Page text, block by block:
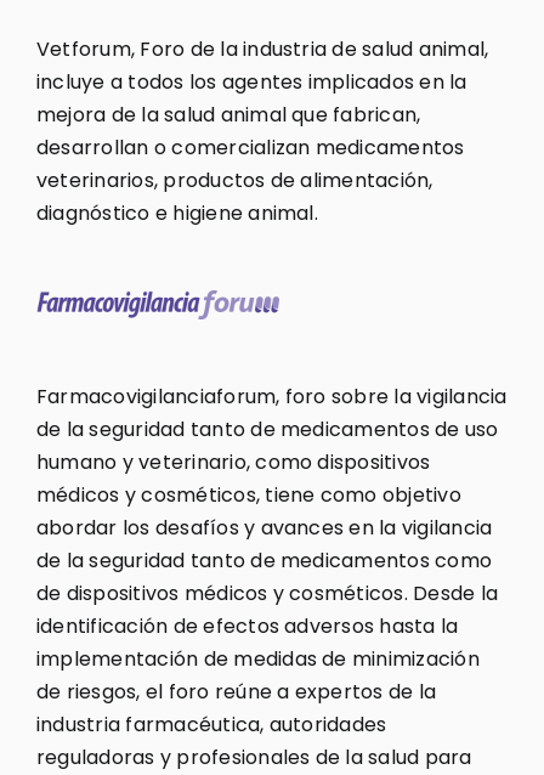
Vetforum, Foro de la industria de salud animal,
incluye a todos los agentes implicados en la
mejora de la salud animal que fabrican,
desarrollan o comercializan medicamentos
veterinarios, productos de alimentación,
diagnóstico e higiene animal.
Farmacovigilanciaforum, foro sobre la vigilancia
de la seguridad tanto de medicamentos de uso
humano y veterinario, como dispositivos
médicos y cosméticos, tiene como objetivo
abordar los desafíos y avances en la vigilancia
de la seguridad tanto de medicamentos como
de dispositivos médicos y cosméticos. Desde la
identificación de efectos adversos hasta la
implementación de medidas de minimización
de riesgos, el foro reúne a expertos de la
industria farmacéutica, autoridades
reguladoras y profesionales de la salud para